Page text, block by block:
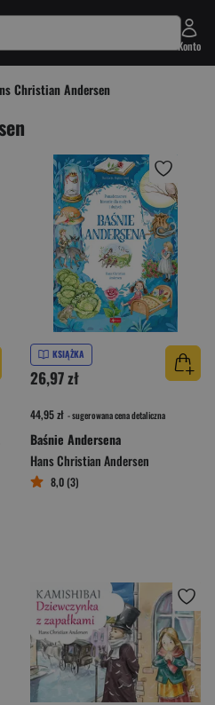
Konto
Christian Andersen
KSIĄŻKA
26,97 zł
44,95 zł - sugerowana cena detaliczna
Baśnie Andersena
Hans Christian Andersen
8,0 (3)